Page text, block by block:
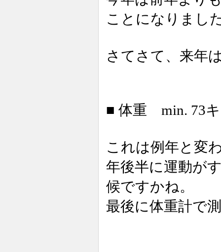
ことになりまし
さてさて、来年
■ 体重 min. 73キ
これは例年と変
年後半に運動が
候ですかね。
最後に体重計で